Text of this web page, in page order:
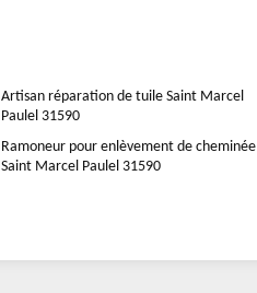
Artisan réparation de tuile Saint Marcel
Paulel 31590
Ramoneur pour enlèvement de cheminée
Saint Marcel Paulel 31590